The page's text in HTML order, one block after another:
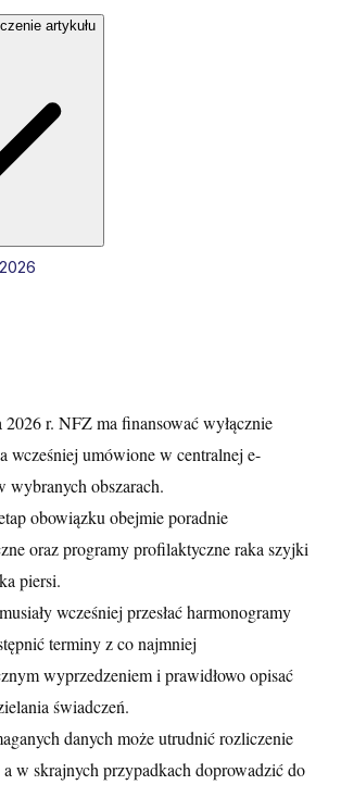
artykułu
r. NFZ ma finansować wyłącznie
wcześniej umówione w centralnej e-
wybranych obszarach.
obowiązku obejmie poradnie
oraz programy profilaktyczne raka szyjki
piersi.
wcześniej przesłać harmonogramy
terminy z co najmniej
wyprzedzeniem i prawidłowo opisać
świadczeń.
danych może utrudnić rozliczenie
w skrajnych przypadkach doprowadzić do